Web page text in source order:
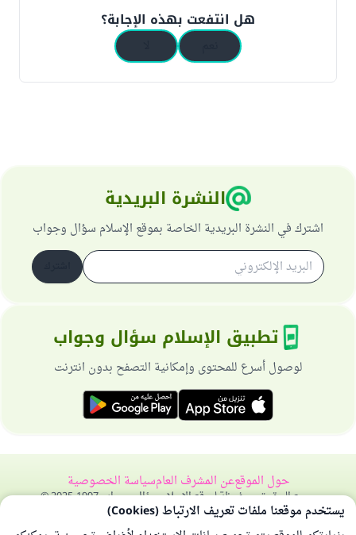
هل انتفعت بهذه الإجابة؟
النشرة البريدية
اشترك في النشرة البريدية الخاصة بموقع الإسلام سؤال وجواب
تطبيق الإسلام سؤال وجواب
لوصول أسرع للمحتوى وإمكانية التصفح بدون انترنت
حول الموقععن المشرف العامسياسة الخصوصية
جميع الحقوق محفوظة لموقع الإسلام سؤال وجواب 1997-2025 ©
يستخدم موقعنا ملفات تعريف الارتباط (Cookies)